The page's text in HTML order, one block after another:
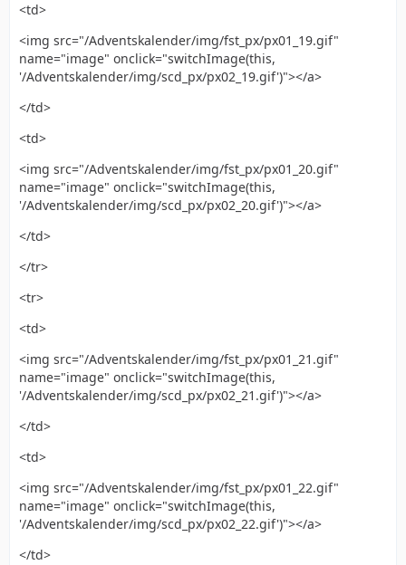
<td>
<img src="/Adventskalender/img/fst_px/px01_19.gif"
name="image" onclick="switchImage(this,
'/Adventskalender/img/scd_px/px02_19.gif')"></a>
</td>
<td>
<img src="/Adventskalender/img/fst_px/px01_20.gif"
name="image" onclick="switchImage(this,
'/Adventskalender/img/scd_px/px02_20.gif')"></a>
</td>
</tr>
<tr>
<td>
<img src="/Adventskalender/img/fst_px/px01_21.gif"
name="image" onclick="switchImage(this,
'/Adventskalender/img/scd_px/px02_21.gif')"></a>
</td>
<td>
<img src="/Adventskalender/img/fst_px/px01_22.gif"
name="image" onclick="switchImage(this,
'/Adventskalender/img/scd_px/px02_22.gif')"></a>
</td>